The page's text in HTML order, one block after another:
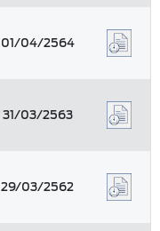
01/04/2564
31/03/2563
29/03/2562